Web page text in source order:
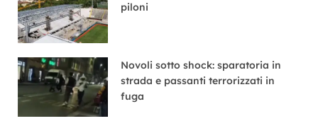
piloni
Novoli sotto shock: sparatoria in
strada e passanti terrorizzati in
fuga